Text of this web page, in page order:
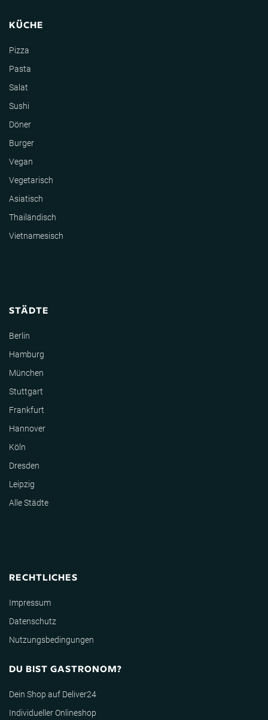
KÜCHE
Pizza
Pasta
Salat
Sushi
Döner
Burger
Vegan
Vegetarisch
Asiatisch
Thailändisch
Vietnamesisch
STÄDTE
Berlin
Hamburg
München
Stuttgart
Frankfurt
Hannover
Köln
Dresden
Leipzig
Alle Städte
RECHTLICHES
Impressum
Datenschutz
Nutzungsbedingungen
DU BIST GASTRONOM?
Dein Shop auf Deliver24
Individueller Onlineshop